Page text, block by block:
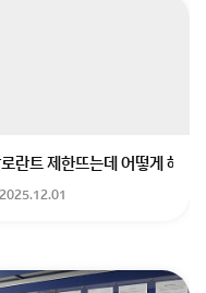
정머리 남자 캐릭터에 더빙하
란트 제한뜨는데 어떻게 해야
2025.12.01